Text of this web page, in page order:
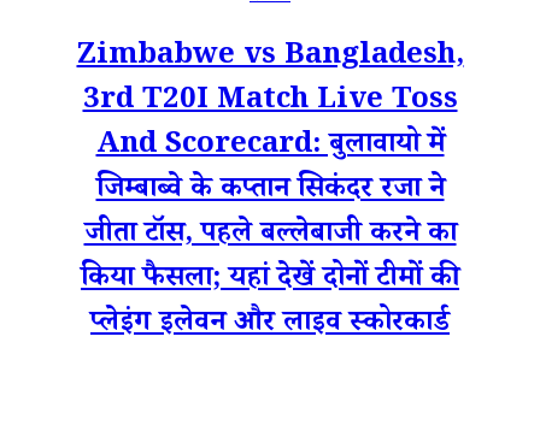
Zimbabwe vs Bangladesh,
3rd T20I Match Live Toss
And Scorecard: बुलावायो में
जिम्बाब्वे के कप्तान सिकंदर रजा ने
जीता टॉस, पहले बल्लेबाजी करने का
किया फैसला; यहां देखें दोनों टीमों की
प्लेइंग इलेवन और लाइव स्कोरकार्ड